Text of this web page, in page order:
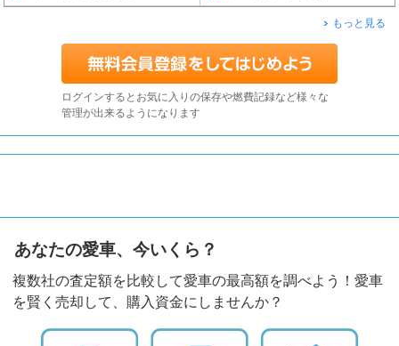
もっと見る
ログインするとお気に入りの保存や燃費記録など様々な
管理が出来るようになります
あなたの愛車、今いくら？
複数社の査定額を比較して愛車の最高額を調べよう！愛車
を賢く売却して、購入資金にしませんか？